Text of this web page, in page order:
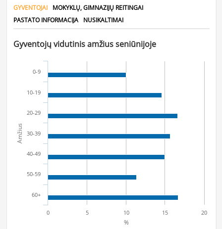
GYVENTOJAI
MOKYKLŲ, GIMNAZIJŲ REITINGAI
PASTATO INFORMACIJA
NUSIKALTIMAI
Gyventojų vidutinis amžius seniūnijoje
Amžius
%
0-9
10-19
20-29
30-39
40-49
50-59
60+
0 5 10 15 20